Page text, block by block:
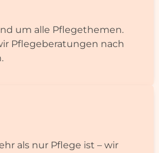
um alle Pflegethemen.
Pflege­bera­tungen nach
als nur Pflege ist – wir